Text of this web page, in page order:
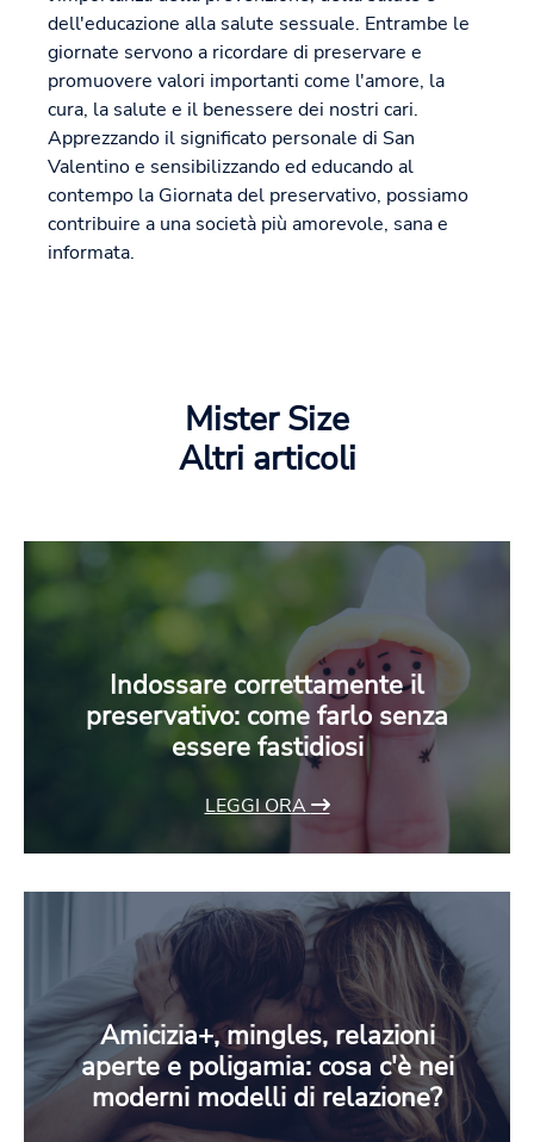
dell'educazione alla salute sessuale. Entrambe le
giornate servono a ricordare di preservare e
promuovere valori importanti come l'amore, la
cura, la salute e il benessere dei nostri cari.
Apprezzando il significato personale di San
Valentino e sensibilizzando ed educando al
contempo la Giornata del preservativo, possiamo
contribuire a una società più amorevole, sana e
informata.
Mister Size
Altri articoli
Indossare correttamente il
preservativo: come farlo senza
essere fastidiosi
LEGGI ORA
Amicizia+, mingles, relazioni
aperte e poligamia: cosa c'è nei
moderni modelli di relazione?